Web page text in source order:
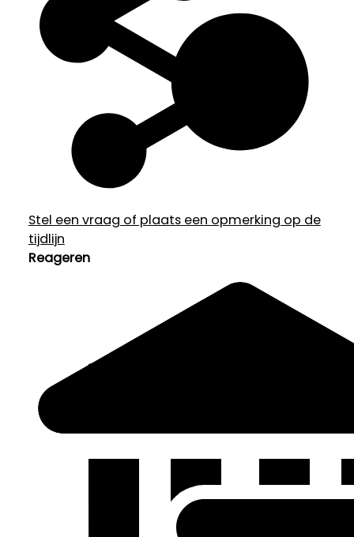
Stel een vraag of plaats een opmerking op de
tijdlijn
Reageren